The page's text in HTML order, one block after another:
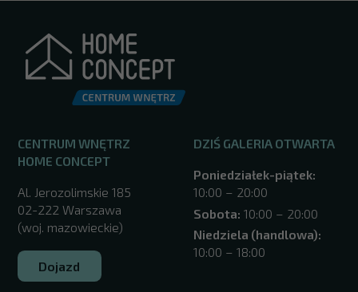
CENTRUM WNĘTRZ
HOME CONCEPT
Al. Jerozolimskie 185
02-222 Warszawa
(woj. mazowieckie)
Dojazd
DZIŚ GALERIA OTWARTA
Poniedziałek-piątek:
10:00 – 20:00
Sobota: 10:00 – 20:00
Niedziela (handlowa):
10:00 – 18:00